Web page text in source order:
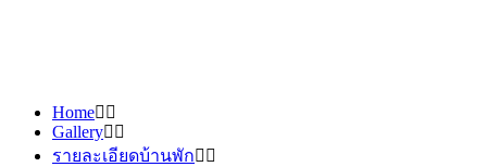
Home
Gallery
รายละเอียดบ้านพัก